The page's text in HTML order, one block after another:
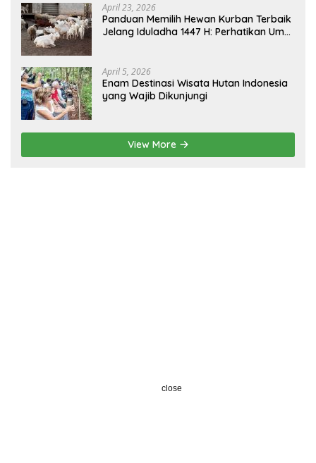
April 23, 2026
Panduan Memilih Hewan Kurban Terbaik
Jelang Iduladha 1447 H: Perhatikan Umur
April 5, 2026
Enam Destinasi Wisata Hutan Indonesia
yang Wajib Dikunjungi
View More
close